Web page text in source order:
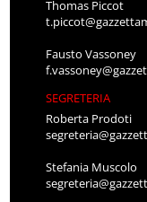
Thomas Piccot
Fausto Vassoney
SEGRETERIA
Roberta Prodoti
Stefania Muscolo